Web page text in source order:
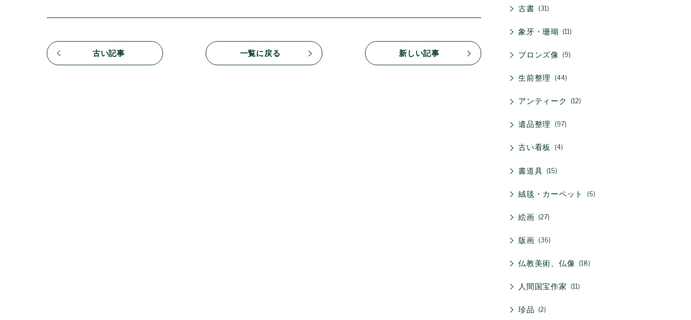
古い記事 一覧に戻る 新しい記事
古書 31
象牙・珊瑚 11
ブロンズ像 9
生前整理 44
アンティーク 12
遺品整理 97
古い看板 4
書道具 15
絨毯・カーペット 6
絵画 27
版画 36
仏教美術、仏像 18
人間国宝作家 11
珍品 2